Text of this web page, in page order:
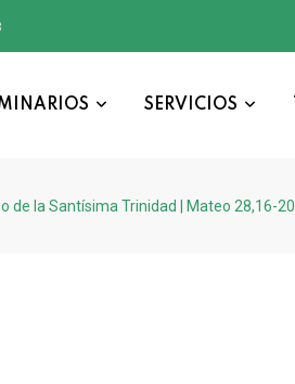
SERVICIOS
de la Santísima Trinidad | Mateo 28,16-20